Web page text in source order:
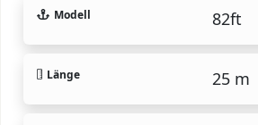
Modell 82ft
Länge 25 m